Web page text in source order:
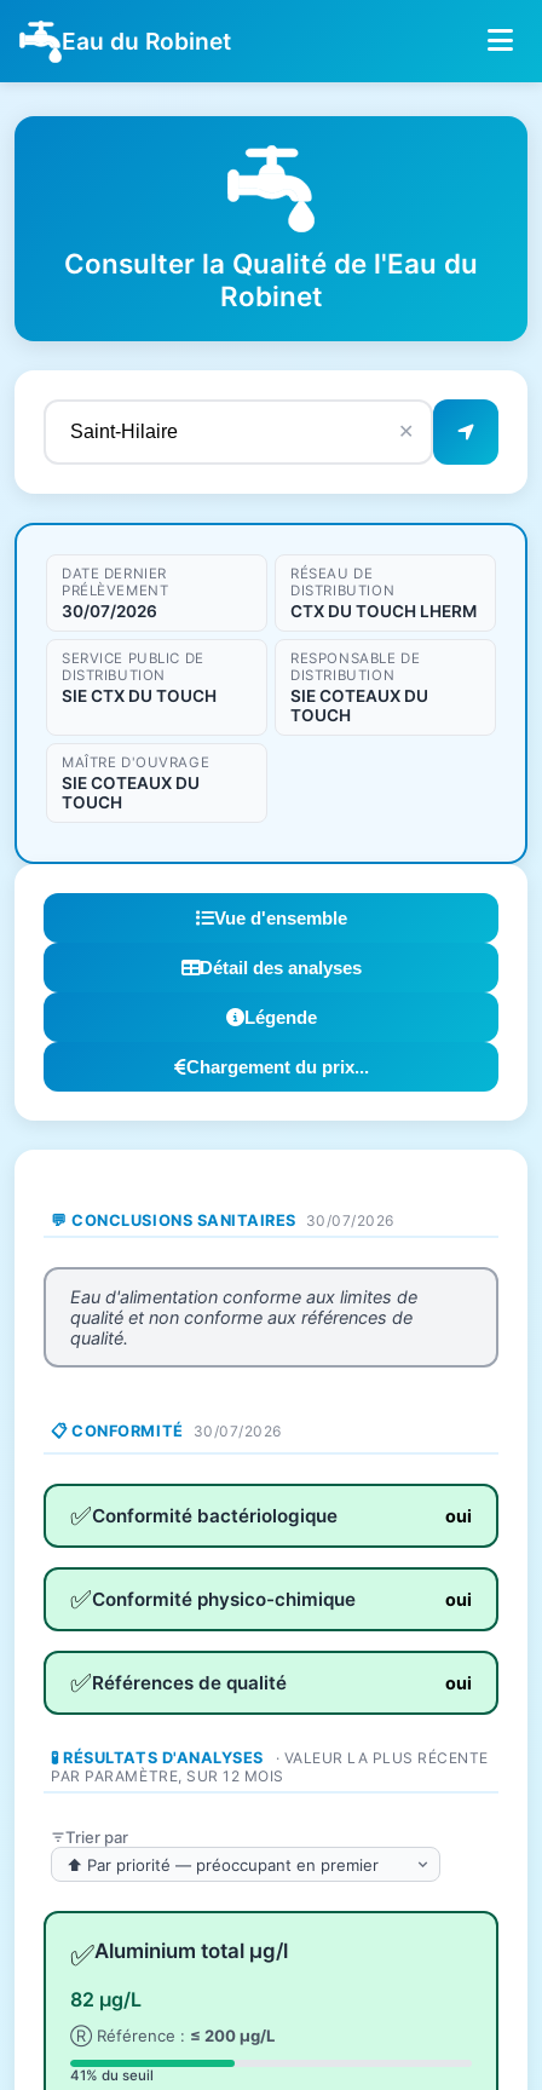
Eau du Robinet
Consulter la Qualité de l'Eau du
Robinet
✕
Résultats de qualité de l'eau
DATE DERNIER
PRÉLÈVEMENT
30/07/2026
RÉSEAU DE
DISTRIBUTION
CTX DU TOUCH LHERM
SERVICE PUBLIC DE
DISTRIBUTION
SIE CTX DU TOUCH
RESPONSABLE DE
DISTRIBUTION
SIE COTEAUX DU
TOUCH
MAÎTRE D'OUVRAGE
SIE COTEAUX DU
TOUCH
Vue d'ensemble
Détail des analyses
Légende
Chargement du prix...
💬 CONCLUSIONS SANITAIRES 30/07/2026
Eau d'alimentation conforme aux limites de
qualité et non conforme aux références de
qualité.
📋 CONFORMITÉ 30/07/2026
✅Conformité bactériologique oui
✅Conformité physico-chimique oui
✅Références de qualité oui
🧪 RÉSULTATS D'ANALYSES
· VALEUR LA PLUS RÉCENTE
PAR PARAMÈTRE, SUR 12 MOIS
Trier par
✅Aluminium total µg/l
82 µg/L
Ⓡ Référence : ≤ 200 µg/L
41% du seuil